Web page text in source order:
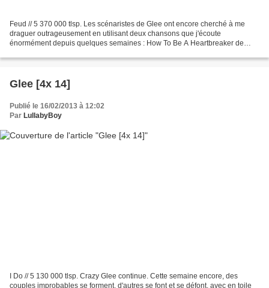
Feud // 5 370 000 tlsp. Les scénaristes de Glee ont encore cherché à me
draguer outrageusement en utilisant deux chansons que j'écoute
énormément depuis quelques semaines : How To Be A Heartbreaker de
Glee [4x 14]
Publié le 16/02/2013 à 12:02
Par LullabyBoy
I Do // 5 130 000 tlsp. Crazy Glee continue. Cette semaine encore, des
couples improbables se forment, d'autres se font et se défont, avec en toile